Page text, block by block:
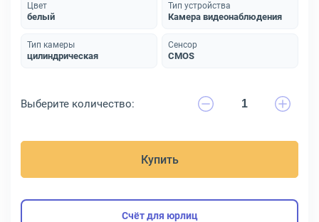
Цвет
белый
Тип устройства
Камера видеонаблюдения
Тип камеры
цилиндрическая
Сенсор
CMOS
Выберите количество:
Купить
Счёт для юрлиц